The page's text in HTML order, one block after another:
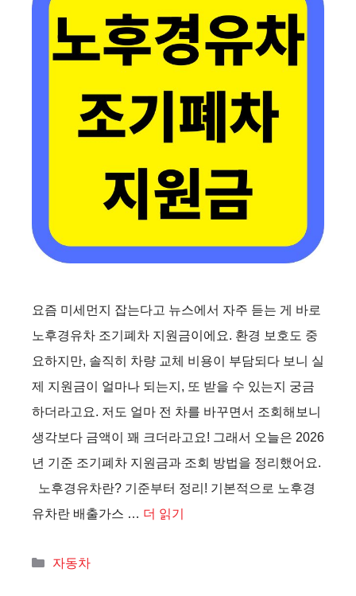
요즘 미세먼지 잡는다고 뉴스에서 자주 듣는 게 바로
노후경유차 조기폐차 지원금이에요. 환경 보호도 중
요하지만, 솔직히 차량 교체 비용이 부담되다 보니 실
제 지원금이 얼마나 되는지, 또 받을 수 있는지 궁금
하더라고요. 저도 얼마 전 차를 바꾸면서 조회해보니
생각보다 금액이 꽤 크더라고요! 그래서 오늘은 2026
년 기준 조기폐차 지원금과 조회 방법을 정리했어요.
노후경유차란? 기준부터 정리! 기본적으로 노후경
유차란 배출가스 … 더 읽기
카
자동차